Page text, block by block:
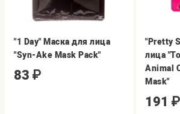
"1 Day" Маска для лица
"Syn-Ake Mask Pack"
83 ₽
"Pretty
лица
Animal
Mask"
191 ₽